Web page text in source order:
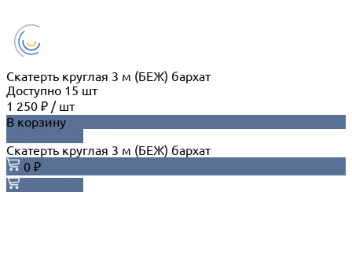
Скатерть круглая 3 м (БЕЖ) бархат
Доступно 15 шт
1 250 ₽ / шт
В корзину
Скатерть круглая 3 м (БЕЖ) бархат
0 ₽